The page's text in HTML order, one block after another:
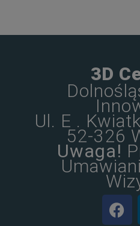
3D
Ul. E .
52-326
Uwaga!